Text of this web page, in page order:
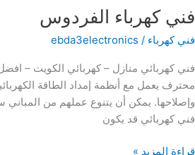
فني كهرباء الفردوس
فني كهرباء /
ebda3electronics
محترف يعمل مع أنظمة إمداد الطاقة
وإصلاحها. يمكن أن يتنوع عملهم من المباني
فني كهربائي قد يكون
فني
قراءة المزيد »